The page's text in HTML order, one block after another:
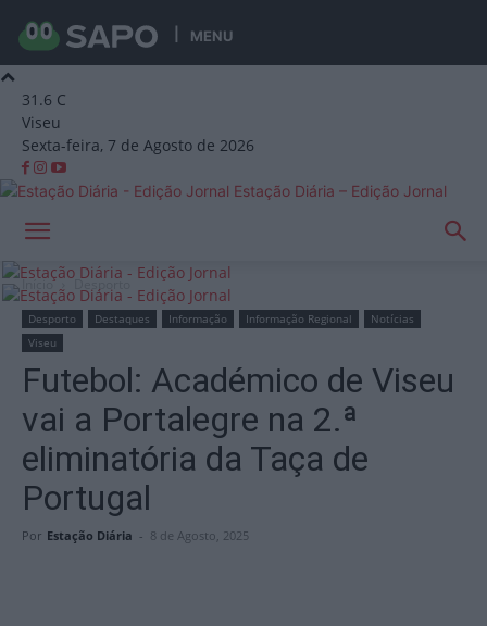
MENU
31.6 C
Viseu
Sexta-feira, 7 de Agosto de 2026
Estação Diária – Edição Jornal
Início Desporto
Desporto Destaques Informação Informação Regional
Notícias
Viseu
Futebol: Académico de Viseu
vai a Portalegre na 2.ª
eliminatória da Taça de
Portugal
Por Estação Diária - 8 de Agosto, 2025